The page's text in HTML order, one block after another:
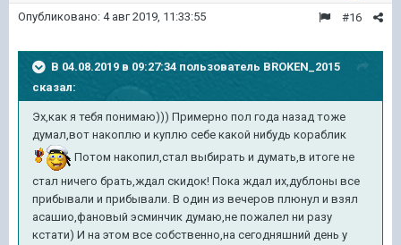
#16
Опубликовано: 4 авг 2019, 11:33:55
В 04.08.2019 в 09:27:34 пользователь BROKEN_2015
сказал:
Эх,как я тебя понимаю))) Примерно пол года назад тоже
думал,вот накоплю и куплю себе какой нибудь кораблик
Потом накопил,стал выбирать и думать,в итоге не
стал ничего брать,ждал скидок! Пока ждал их,дублоны все
прибывали и прибывали. В один из вечеров плюнул и взял
асашио,фановый эсминчик думаю,не пожалел ни разу
кстати) И на этом все собственно,на сегодняшний день у